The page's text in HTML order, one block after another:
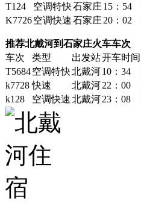
T124
空调特快石家庄 15：54
K7726空调快速石家庄 20：02
推荐北戴河到石家庄火车车次
车次
类型 出发站开车时间
T5684空调特快北戴河10：34
k7728 快速 北戴河22：00
k128
空调快速北戴河23：08